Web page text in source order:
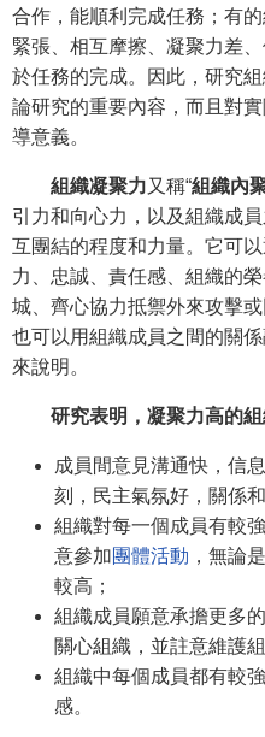
合作，能順利完成任務；有
緊張、相互摩擦、凝聚力差
於任務的完成。因此，研究
論研究的重要內容，而且對
導意義。
組織凝聚力又稱“組織內
引力和向心力，以及組織成
互團結的程度和力量。它可
力、忠誠、責任感、組織的
城、齊心協力抵禦外來攻擊
也可以用組織成員之間的關
來說明。
研究表明，凝聚力高的組
成員間意見溝通快，信
刻，民主氣氛好，關係和
組織對每一個成員有較
意參加團體活動 ，無論
較高；
組織成員願意承擔更多
關心組織，並註意維護
組織中每個成員都有較
感。